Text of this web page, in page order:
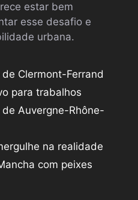
estar bem
esse desafio e
urbana.
Clermont-Ferrand
para trabalhos
Auvergne-Rhône-
na realidade
com peixes